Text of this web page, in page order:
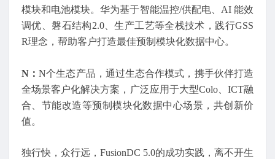
模块和电池模块。华为基于智能温控/供配电、AI 能效
调优、磐石结构2.0、生产工艺等全栈技术，践行GSS
R理念，帮助客户打造最佳预制模块化数据中心。
N：N个生态产品，通过生态合作模式，携手伙伴打造
全场景客户化解决方案，广泛应用于大型Colo、ICT融
合、节能改造等预制模块化数据中心场景，共创新价
值。
独行快，众行远，FusionDC 5.0的成功实践，离不开生